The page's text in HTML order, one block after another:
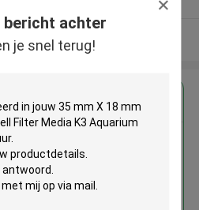
bericht achter
je snel terug!
meer
prijs voor
X 18 mm Grootte Wit
Biocell Filter Media K3
Media Lange